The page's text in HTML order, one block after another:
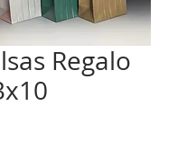
Regalo